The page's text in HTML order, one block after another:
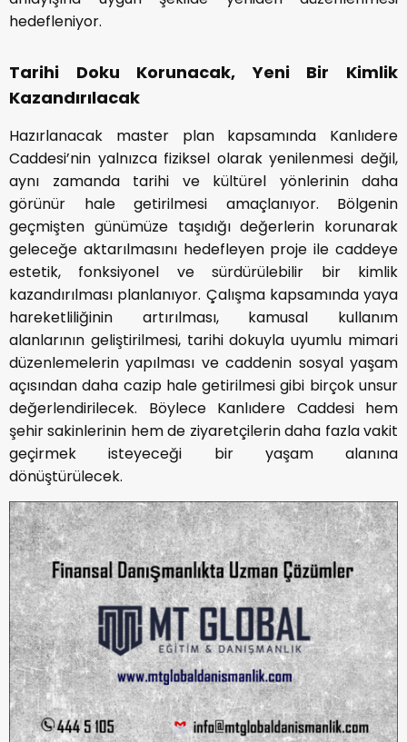
hedefleniyor.
Tarihi Doku Korunacak, Yeni Bir Kimlik
Kazandırılacak
Hazırlanacak master plan kapsamında Kanlıdere
Caddesi’nin yalnızca fiziksel olarak yenilenmesi değil,
aynı zamanda tarihi ve kültürel yönlerinin daha
görünür hale getirilmesi amaçlanıyor. Bölgenin
geçmişten günümüze taşıdığı değerlerin korunarak
geleceğe aktarılmasını hedefleyen proje ile caddeye
estetik, fonksiyonel ve sürdürülebilir bir kimlik
kazandırılması planlanıyor. Çalışma kapsamında yaya
hareketliliğinin artırılması, kamusal kullanım
alanlarının geliştirilmesi, tarihi dokuyla uyumlu mimari
düzenlemelerin yapılması ve caddenin sosyal yaşam
açısından daha cazip hale getirilmesi gibi birçok unsur
değerlendirilecek. Böylece Kanlıdere Caddesi hem
şehir sakinlerinin hem de ziyaretçilerin daha fazla vakit
geçirmek isteyeceği bir yaşam alanına
dönüştürülecek.